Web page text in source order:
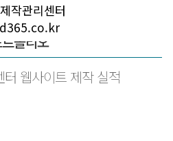
작관리센터
폴리오
웹사이트 제작 실적